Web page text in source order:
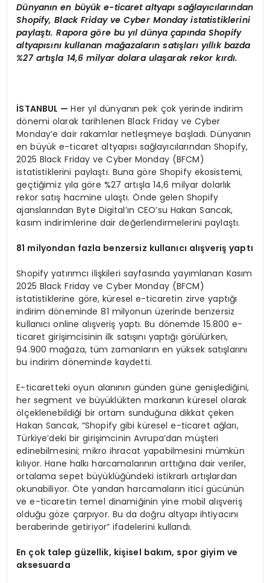
Dünyanın en büyük e-ticaret altyapısağlayıcılarından
Shopify, Black Friday ve Cyber Monday istatistiklerini
paylaştı. Rapora göre bu yıl dünyaçapında Shopify
altyapısını kullanan mağazaların satışları yıllık bazda
%27 artışla 14,6 milyar dolara ulaşarak rekor kırdı.
İSTANBUL —Her yıl dünyanın pek çok yerinde indirim
dönemi olarak tarihlenen Black Friday ve Cyber
Monday’e dair rakamlar netleşmeye başladı. Dünyanın
en büyük e-ticaret altyapısı sağlayıcılarından Shopify,
2025 Black Friday ve Cyber Monday (BFCM)
istatistiklerini paylaştı. Buna göre Shopify ekosistemi,
geçtiğimiz yıla göre %27 artışla 14,6 milyar dolarlık
rekor satış hacmine ulaştı. Önde gelen Shopify
ajanslarından Byte Digital’ın CEO’su Hakan Sancak,
kasım indirimlerine dair değerlendirmelerini paylaştı.
81 milyondan fazla benzersiz kullanıcı alışverişyaptı
Shopify yatırımcı ilişkileri sayfasında yayımlanan Kasım
2025 Black Friday ve Cyber Monday (BFCM)
istatistiklerine göre, küresel e-ticaretin zirve yaptığı
indirim döneminde 81 milyonun üzerinde benzersiz
kullanıcı online alışveriş yaptı. Bu dönemde 15.800 e-
ticaret girişimcisinin ilk satışını yaptığı görülürken,
94.900 mağaza, tüm zamanların en yüksek satışlarını
bu indirim döneminde kaydetti.
E-ticaretteki oyun alanının günden güne genişlediğini,
her segment ve büyüklükten markanın küresel olarak
ölçeklenebildiği bir ortam sunduğuna dikkat çeken
Hakan Sancak, “Shopify gibi küresel e-ticaret ağları,
Türkiye’deki bir girişimcinin Avrupa’dan müşteri
edinebilmesini; mikro ihracat yapabilmesini mümkün
kılıyor. Hane halkı harcamalarının arttığına dair veriler,
ortalama sepet büyüklüğündeki istikrarlı artışlardan
okunabiliyor. Öte yandan harcamaların itici gücünün
ve e-ticaretin temel dinamiğinin yine mobil alışveriş
olduğu göze çarpıyor. Bu da doğru altyapı ihtiyacını
beraberinde getiriyor” ifadelerini kullandı.
En çok talep güzellik, kişisel bakım, spor giyim ve
aksesuarda